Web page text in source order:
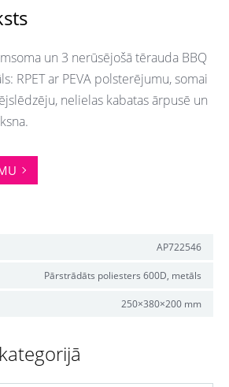
un 3 nerūsējošā tērauda BBQ
RPET ar PEVA polsterējumu, somai
nelielas kabatas ārpusē un
AP722546
Pārstrādāts poliesters 600D, metāls
250×380×200 mm